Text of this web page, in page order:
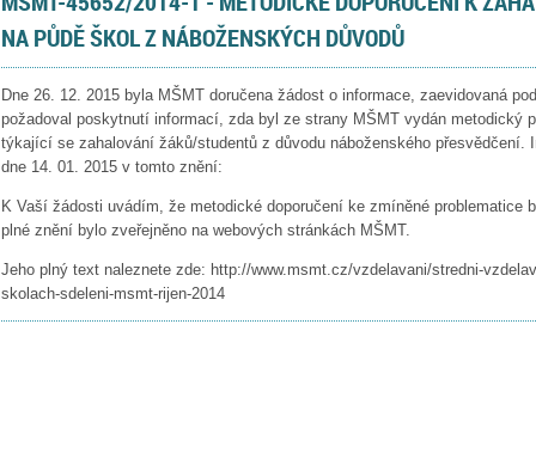
NA PŮDĚ ŠKOL Z NÁBOŽENSKÝCH DŮVODŮ
Dne 26. 12. 2015 byla MŠMT doručena žádost o informace, zaevidovaná
požadoval poskytnutí informací, zda byl ze strany MŠMT vydán metodický
týkající se zahalování žáků/studentů z důvodu náboženského přesvědčení.
dne 14. 01. 2015 v tomto znění:
K Vaší žádosti uvádím, že metodické doporučení ke zmíněné problematice
plné znění bylo zveřejněno na webových stránkách MŠMT.
Jeho plný text naleznete zde: http://www.msmt.cz/vzdelavani/stredni-
skolach-sdeleni-msmt-rijen-2014